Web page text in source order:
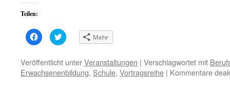
Teilen:
Klick,
um
zu
teilen
(Wird
in
Klick,
um
zu
teilen
(Wird
in
Mehr
Veröffentlicht unterVeranstaltungen | Verschlagwortet mit
Erwachsenenbildung, Schule, Vortragsreihe | Kommentare